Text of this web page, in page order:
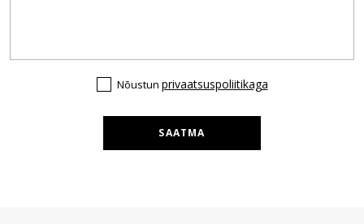
Nõustun privaatsuspoliitikaga
SAATMA